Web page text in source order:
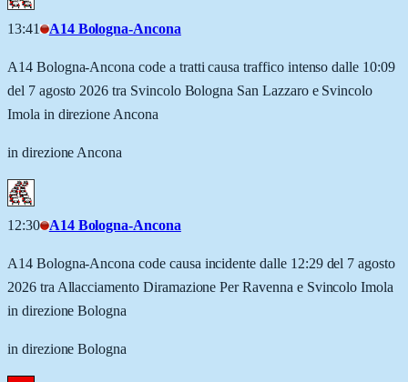
13:41 A14 Bologna-Ancona
A14 Bologna-Ancona code a tratti causa traffico intenso dalle 10:09
del 7 agosto 2026 tra Svincolo Bologna San Lazzaro e Svincolo
Imola in direzione Ancona
in direzione Ancona
12:30 A14 Bologna-Ancona
A14 Bologna-Ancona code causa incidente dalle 12:29 del 7 agosto
2026 tra Allacciamento Diramazione Per Ravenna e Svincolo Imola
in direzione Bologna
in direzione Bologna